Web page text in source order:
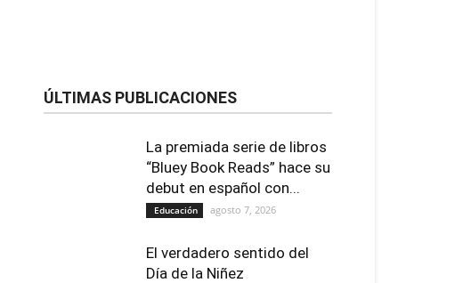
ÚLTIMAS PUBLICACIONES
La premiada serie de libros
“Bluey Book Reads” hace su
debut en español con...
Educación agosto 7, 2026
El verdadero sentido del
Día de la Niñez